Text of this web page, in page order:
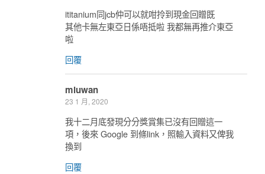
ititanium同jcb仲可以就咁拎到現金回贈既
其他卡無左東亞日係唔抵啦 我都無再推介東亞
啦
回覆
miuwan
23 1 月, 2020
我十二月底發現分分獎賞集已沒有回贈這一
項，後來 Google 到條link，照輸入資料又俾我
換到
回覆